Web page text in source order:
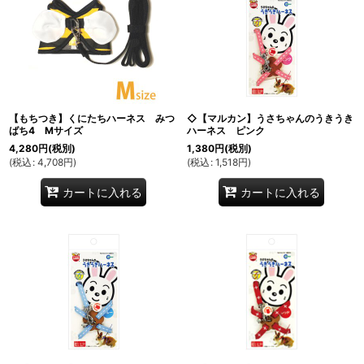
【もちつき】くにたちハーネス みつ
ばち4 Mサイズ
4,280円(税別)
(税込 : 4,708円)
カートに入れる
◇【マルカン】うさちゃんのうきうき
ハーネス ピンク
1,380円(税別)
(税込 : 1,518円)
カートに入れる